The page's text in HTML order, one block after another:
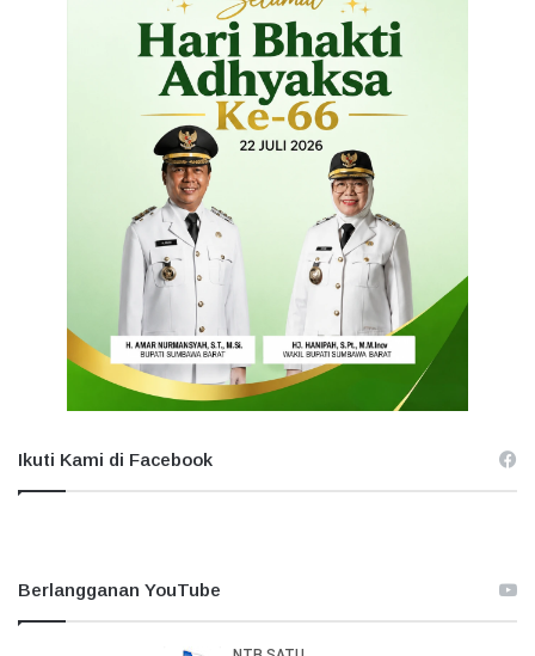
Ikuti Kami di Facebook
Berlangganan YouTube